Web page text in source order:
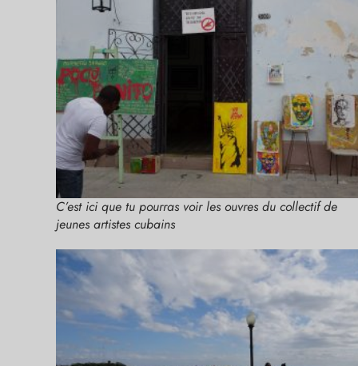
C’est ici que tu pourras voir les ouvres du collectif de
jeunes artistes cubains